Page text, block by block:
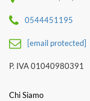
0544451195
[email protected]
P. IVA 01040980391
Chi Siamo